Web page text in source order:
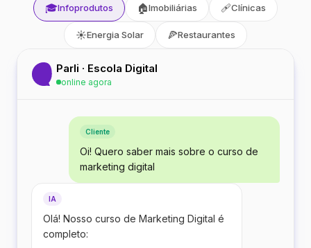
🎓Infoprodutos 🏠Imobiliárias 🩹Clínicas
☀️Energia Solar 🍕Restaurantes
Parli · Escola Digital
online agora
Cliente
Oi! Quero saber mais sobre o curso de
marketing digital
IA
Olá! Nosso curso de Marketing Digital é
completo: